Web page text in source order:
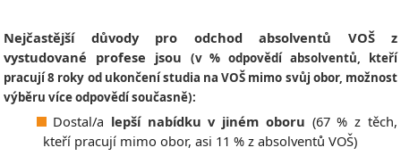
Nejčastější důvody pro odchod absolventů VOŠ z
vystudované profese jsou (v % odpovědí absolventů, kteří
pracují 8 roky od ukončení studia na VOŠ mimo svůj obor, možnost
výběru více odpovědí současně):
Dostal/a lepší nabídku v jiném oboru (67 % z těch,
kteří pracují mimo obor, asi 11 % z absolventů VOŠ)